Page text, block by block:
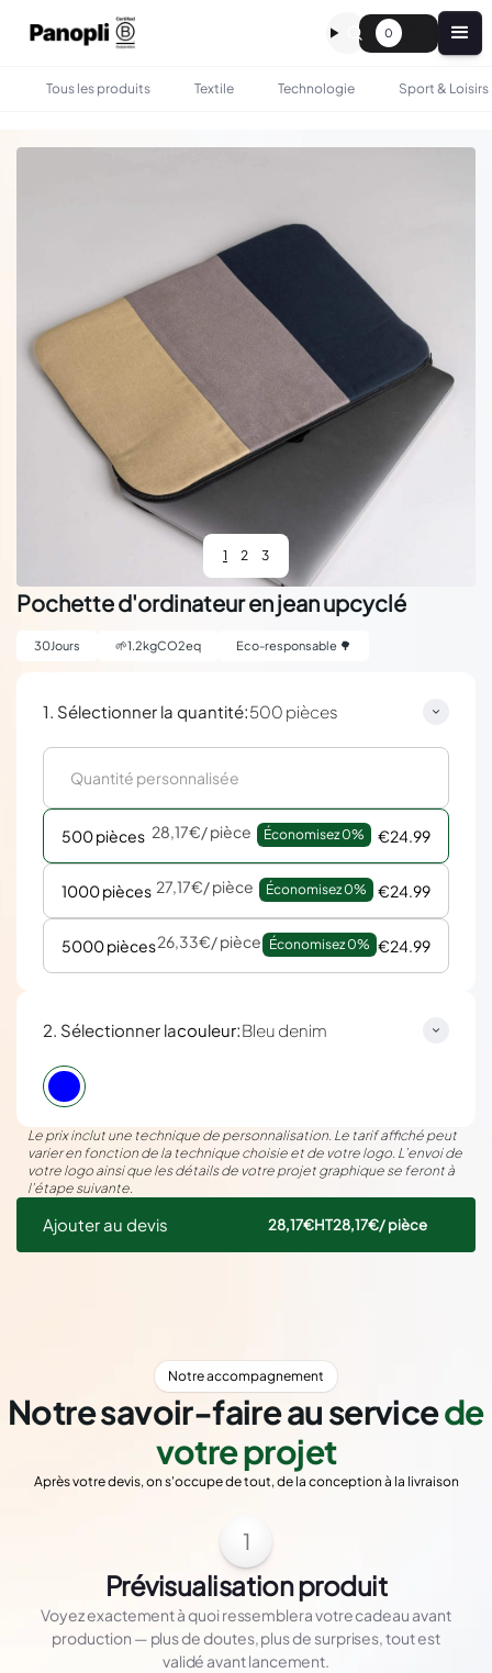
0
Tous les produits Textile Technologie Sport & Loisirs
1 2 3
Pochette d'ordinateur en jean upcyclé
30Jours 🌱1.2kgCO2eq Eco-responsable 🌳
1. Sélectionner la quantité:500 pièces
500 pièces 28,17€/ pièce Économisez 0% €24.99
1000 pièces 27,17€/ pièce Économisez 0% €24.99
5000 pièces26,33€/ pièce Économisez 0% €24.99
2. Sélectionner lacouleur:Bleu denim
Le prix inclut une technique de personnalisation. Le tarif affiché peut
varier en fonction de la technique choisie et de votre logo. L’envoi de
votre logo ainsi que les détails de votre projet graphique se feront à
l’étape suivante.
Ajouter au devis 28,17€HT28,17€/ pièce
Notre accompagnement
Notre savoir-faire au servicede
votre projet
Après votre devis, on s'occupe de tout, de la conception à la livraison
1
Prévisualisation produit
Voyez exactement à quoi ressemblera votre cadeau avant
production — plus de doutes, plus de surprises, tout est
validé avant lancement.